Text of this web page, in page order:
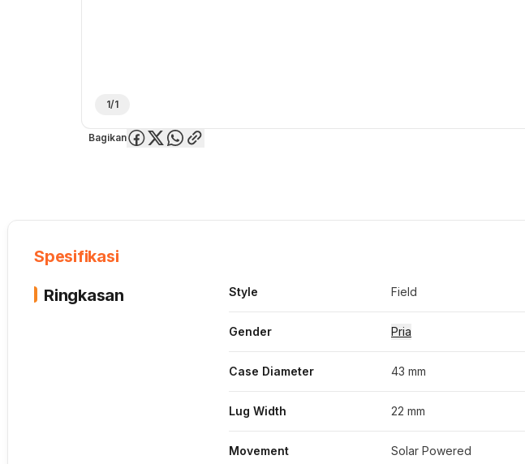
1/1
Bagikan
Spesifikasi
Ringkasan
Style Field
Gender Pria
Case Diameter 43 mm
Lug Width 22 mm
Movement Solar Powered